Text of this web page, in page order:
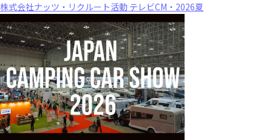
株式会社ナッツ・リクルート活動 テレビCM・2026夏